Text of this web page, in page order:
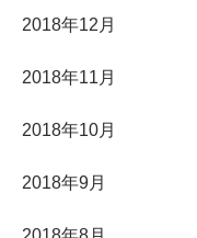
2018年12月
2018年11月
2018年10月
2018年9月